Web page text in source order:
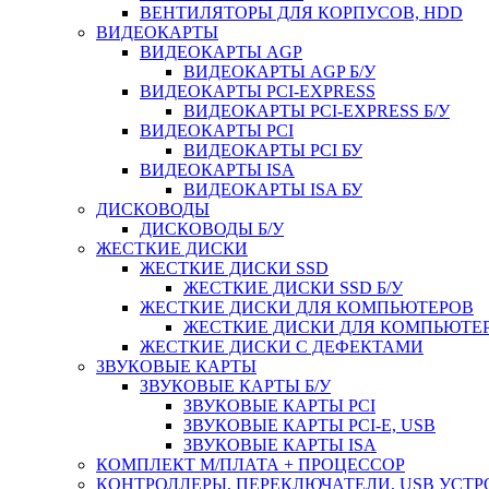
ВЕНТИЛЯТОРЫ ДЛЯ КОРПУСОВ, HDD
ВИДЕОКАРТЫ
ВИДЕОКАРТЫ AGP
ВИДЕОКАРТЫ AGP Б/У
ВИДЕОКАРТЫ PCI-EXPRESS
ВИДЕОКАРТЫ PCI-EXPRESS Б/У
ВИДЕОКАРТЫ PCI
ВИДЕОКАРТЫ PCI БУ
ВИДЕОКАРТЫ ISA
ВИДЕОКАРТЫ ISA БУ
ДИСКОВОДЫ
ДИСКОВОДЫ Б/У
ЖЕСТКИЕ ДИСКИ
ЖЕСТКИЕ ДИСКИ SSD
ЖЕСТКИЕ ДИСКИ SSD Б/У
ЖЕСТКИЕ ДИСКИ ДЛЯ КОМПЬЮТЕРОВ
ЖЕСТКИЕ ДИСКИ ДЛЯ
ЖЕСТКИЕ ДИСКИ С ДЕФЕКТАМИ
ЗВУКОВЫЕ КАРТЫ
ЗВУКОВЫЕ КАРТЫ Б/У
ЗВУКОВЫЕ КАРТЫ PCI
ЗВУКОВЫЕ КАРТЫ PCI-E, USB
ЗВУКОВЫЕ КАРТЫ ISA
КОМПЛЕКТ М/ПЛАТА + ПРОЦЕССОР
КОНТРОЛЛЕРЫ, ПЕРЕКЛЮЧАТЕЛИ, USB